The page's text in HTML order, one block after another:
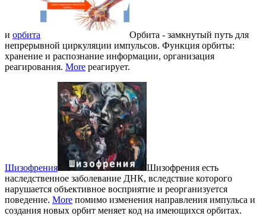
и орбита
Орбита - замкнутый путь для
непрерывной циркуляции импульсов. Функция орбиты:
хранение и распознание информации, организация
реагирования. More реагирует.
Шизофрения
Шизофрения есть
наследственное заболевание ДНК, вследствие которого
нарушается объективное восприятие и реорганизуется
поведение. More помимо изменения направления импульса и
создания новых орбит меняет код на имеющихся орбитах.